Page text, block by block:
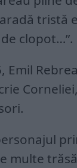
tristă
clopot…”.
Emil
multe